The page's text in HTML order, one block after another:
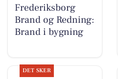
Frederiksborg
Brand og Redning:
Brand i bygning
DET SKER